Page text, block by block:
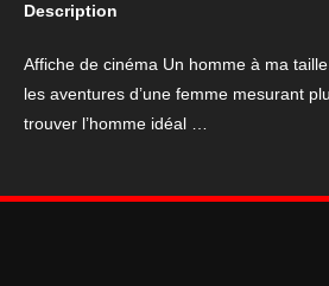
homme
Description
Affiche de cinéma Un homme à ma
les aventures d’une femme mesurant
trouver l’homme idéal …